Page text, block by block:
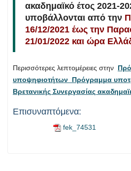
ακαδημαϊκό έτος 2021-
υποβάλλονται από την
16/12/2021 έως την
21/01/2022 και ώρα
Περισσότερες λεπτομέρειες στην
υποψηφιοτήτων_Πρόγραμμα
Βρετανικής Συνεργασίας
Επισυναπτόμενα:
fek_74531